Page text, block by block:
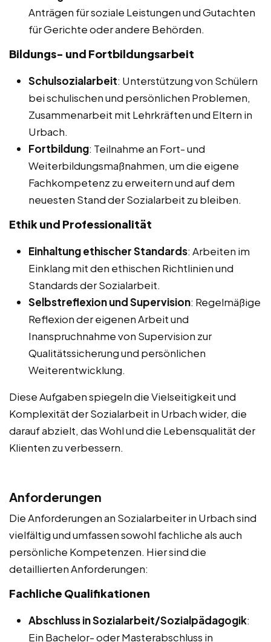
Anträgen für soziale Leistungen und Gutachten
für Gerichte oder andere Behörden.
Bildungs- und Fortbildungsarbeit
Schulsozialarbeit: Unterstützung von Schülern
bei schulischen und persönlichen Problemen,
Zusammenarbeit mit Lehrkräften und Eltern in
Urbach.
Fortbildung: Teilnahme an Fort- und
Weiterbildungsmaßnahmen, um die eigene
Fachkompetenz zu erweitern und auf dem
neuesten Stand der Sozialarbeit zu bleiben.
Ethik und Professionalität
Einhaltung ethischer Standards: Arbeiten im
Einklang mit den ethischen Richtlinien und
Standards der Sozialarbeit.
Selbstreflexion und Supervision: Regelmäßige
Reflexion der eigenen Arbeit und
Inanspruchnahme von Supervision zur
Qualitätssicherung und persönlichen
Weiterentwicklung.
Diese Aufgaben spiegeln die Vielseitigkeit und
Komplexität der Sozialarbeit in Urbach wider, die
darauf abzielt, das Wohl und die Lebensqualität der
Klienten zu verbessern.
Anforderungen
Die Anforderungen an Sozialarbeiter in Urbach sind
vielfältig und umfassen sowohl fachliche als auch
persönliche Kompetenzen. Hier sind die
detaillierten Anforderungen:
Fachliche Qualifikationen
Abschluss in Sozialarbeit/Sozialpädagogik:
Ein Bachelor- oder Masterabschluss in